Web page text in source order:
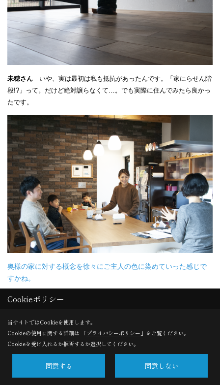
未穂さん
いや、実は最初は私も抵抗があったんです。「家にらせん階
段!?」って。だけど絶対譲らなくて…。でも実際に住んでみたら良かっ
たです。
奥様の家に対する概念を徐々にご主人の色に染めていった感じで
すかね。
匡弘さん
そんなとこですかね。染まりきっていないことも多々あった
ね〜。
未穂さん 私が何を言っても変わらないのは分かっていたし、私も「こ
に率先していろいろ決めてもらえてありがたかったですよ。
Cookieポリシー
当サイトではCookieを使用します。
Cookieの使用に関する詳細は 「プライバシーポリシー 」をご覧ください。
Cookieを受け入れるか拒否するか選択してください。
同意する 同意しない